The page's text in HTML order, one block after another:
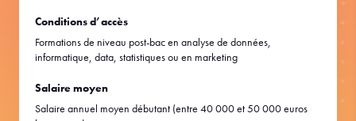
Conditions d’accès
Formations de niveau post-bac en analyse de données,
informatique, data, statistiques ou en marketing
Salaire moyen
Salaire annuel moyen débutant (entre 40 000 et 50 000 euros